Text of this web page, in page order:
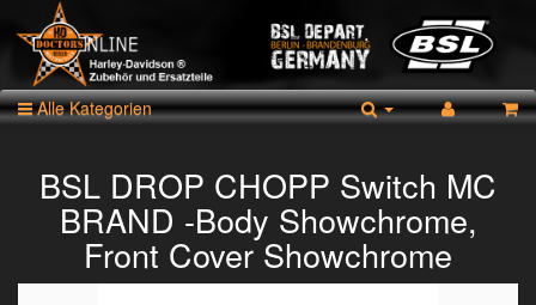
Alle Kategorien
BSL DROP CHOPP Switch MC
BRAND -Body Showchrome,
Front Cover Showchrome